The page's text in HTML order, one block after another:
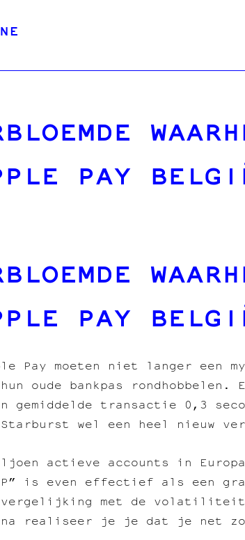
PAY
PAY
Pay moeten niet langer
oude bankpas
gemiddelde transactie 0,3
wel een heel nieuw
actieve accounts in
is even effectief als een
met de volatiliteit
realiseer je je dat je net zo